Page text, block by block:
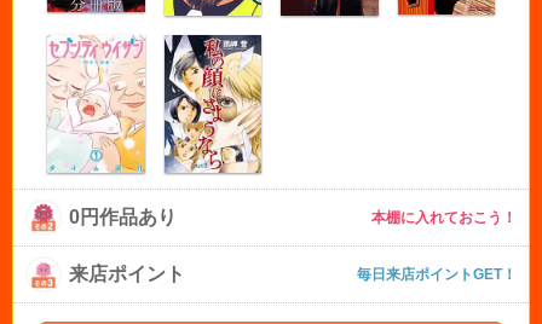
0円作品あり 本棚に入れておこう！
来店ポイント 毎日来店ポイントGET！